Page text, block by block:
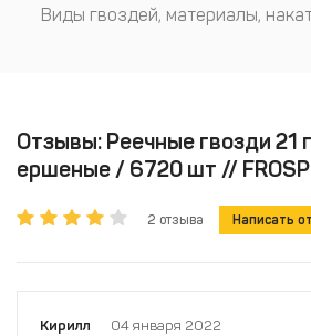
Виды гвоздей, материалы,
Отзывы: Реечные гвозди 21
ершеные / 6720 шт // FROSP
2 отзыва Написать
Кирилл
04 января 2022